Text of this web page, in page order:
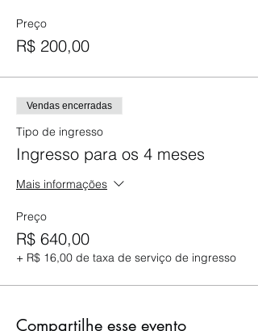
Preço
R$ 200,00
Vendas encerradas
Tipo de ingresso
Ingresso para os 4 meses
Mais informações
Preço
R$ 640,00
+ R$ 16,00 de taxa de serviço de ingresso
Compartilhe esse evento